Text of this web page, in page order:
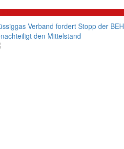
Verband fordert Stopp der
den Mittelstand